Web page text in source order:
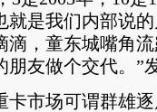
就是我们内部说
滴，童东城嘴角
朋友做个交代。”
市场可谓群雄逐